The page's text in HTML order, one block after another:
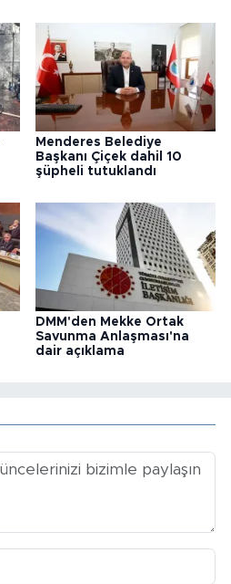
Menderes Belediye
Başkanı Çiçek dahil 10
şüpheli tutuklandı
DMM'den Mekke Ortak
Savunma Anlaşması'na
dair açıklama